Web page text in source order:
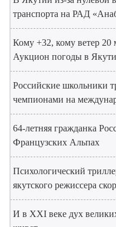
транспорта на РАД
Кому +32, кому ветер 20
Аукцион погоды в
Российские школьники
чемпионами на
64-летняя гражданка
Французских Альпах
Психологический
якутского режиссера
И в XXI веке дух